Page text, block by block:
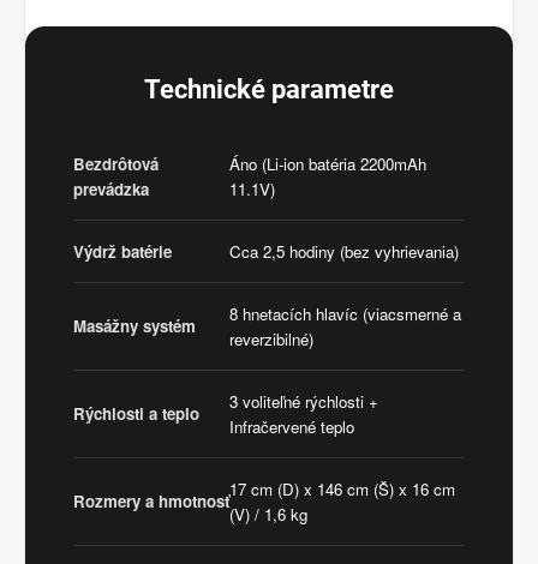
Technické parametre
Bezdrôtová
prevádzka
Áno (Li-ion batéria 2200mAh
11.1V)
Výdrž batérie Cca 2,5 hodiny (bez vyhrievania)
Masážny systém
8 hnetacích hlavíc (viacsmerné a
reverzibilné)
Rýchlosti a teplo
3 voliteľné rýchlosti +
Infračervené teplo
Rozmery a hmotnosť
17 cm (D) x 146 cm (Š) x 16 cm
(V) / 1,6 kg